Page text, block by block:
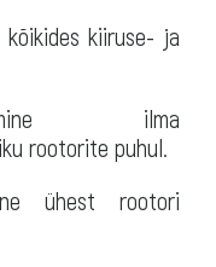
kõikides kiiruse- ja
ilma
rootorite puhul.
ühest rootori